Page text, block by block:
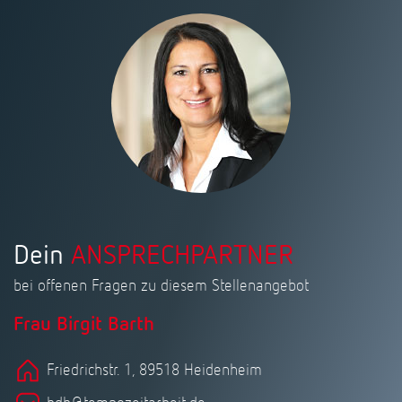
Dein ANSPRECHPARTNER
bei offenen Fragen zu diesem Stellenangebot
Frau Birgit Barth
Friedrichstr. 1, 89518 Heidenheim